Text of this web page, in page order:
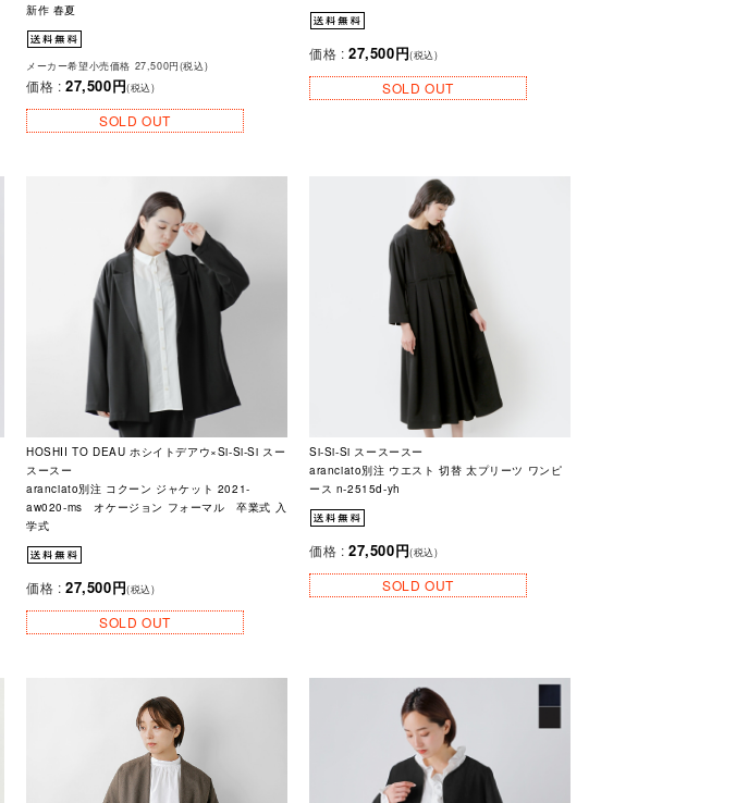
新作 春夏
メーカー希望小売価格 27,500円(税込)
価格 : 27,500円(税込)
SOLD OUT
価格 : 27,500円(税込)
SOLD OUT
HOSHII TO DEAU ホシイトデアウ×Si-Si-Si スー
スースー
aranciato別注 コクーン ジャケット 2021-
aw020-ms オケージョン フォーマル 卒業式 入
学式
価格 : 27,500円(税込)
SOLD OUT
Si-Si-Si スースースー
aranciato別注 ウエスト 切替 太プリーツ ワンピ
ース n-2515d-yh
価格 : 27,500円(税込)
SOLD OUT